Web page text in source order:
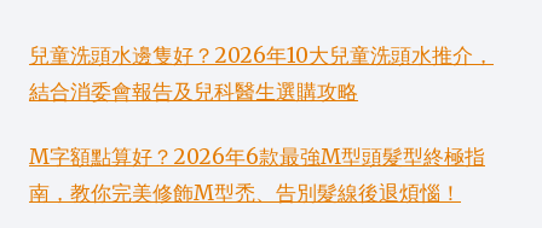
兒童洗頭水邊隻好？2026年10大兒童洗頭水推介，
結合消委會報告及兒科醫生選購攻略
M字額點算好？2026年6款最強M型頭髮型終極指
南，教你完美修飾M型禿、告別髮線後退煩惱！